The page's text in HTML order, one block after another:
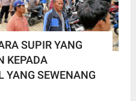
SUPIR YANG
KEPADA
YANG SEWENANG